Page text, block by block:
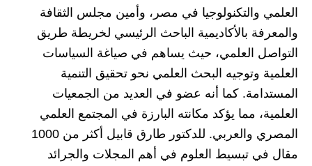
العلمي والتكنولوجيا في مصر، وأمين مجلس الثقافة
والمعرفة بالأكاديمية الباحث الرئيسي لخريطة طريق
التواصل العلمي، حيث يساهم في صياغة السياسات
العلمية وتوجيه البحث العلمي نحو تحقيق التنمية
المستدامة. كما أنه عضو في العديد من الجمعيات
العلمية، مما يؤكد مكانته البارزة في المجتمع العلمي
المصري والعربي. للدكتور طارق قابيل أكثر من 1000
مقال في تبسيط العلوم في أهم المجلات والجرائد